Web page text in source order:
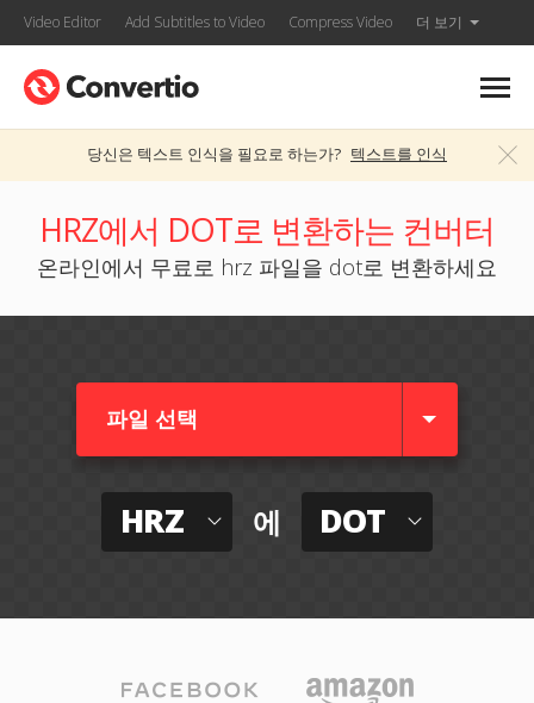
Video Editor Add Subtitles to Video Compress Video 더 보기
당신은 텍스트 인식을 필요로 하는가? 텍스트를 인식
HRZ에서 DOT로 변환하는 컨버터
온라인에서 무료로 hrz 파일을 dot로 변환하세요
파일 선택
HRZ 에 DOT